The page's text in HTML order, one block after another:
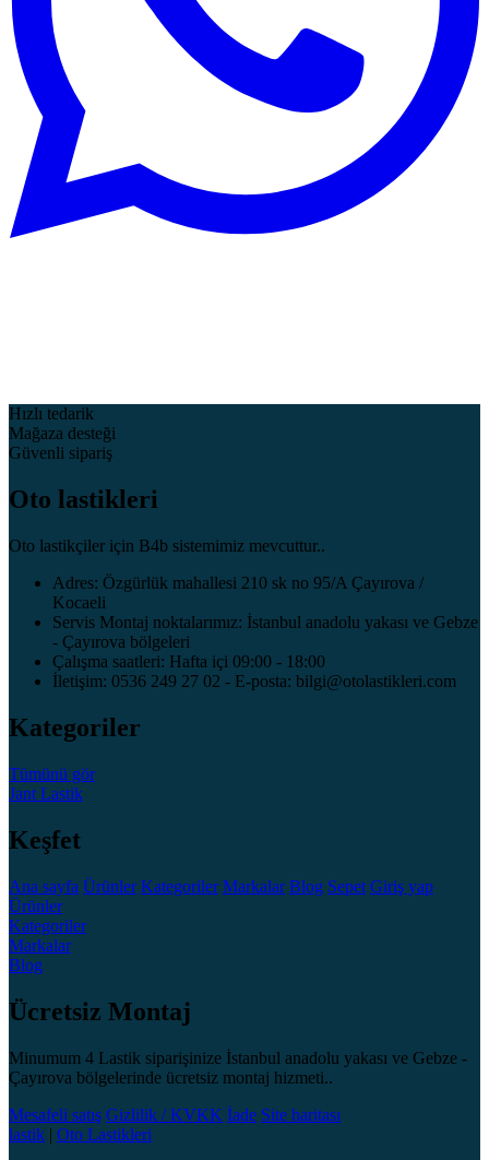
Hızlı tedarik
Mağaza desteği
Güvenli sipariş
Oto lastikleri
Oto lastikçiler için B4b sistemimiz mevcuttur..
Adres: Özgürlük mahallesi 210 sk no 95/A Çayırova /
Kocaeli
Servis Montaj noktalarımız: İstanbul anadolu yakası ve Gebze
- Çayırova bölgeleri
Çalışma saatleri: Hafta içi 09:00 - 18:00
İletişim: 0536 249 27 02 - E-posta: bilgi@otolastikleri.com
Kategoriler
Tümünü gör
Jant Lastik
Keşfet
Ana sayfa Ürünler Kategoriler Markalar Blog Sepet Giriş yap
Ürünler
Kategoriler
Markalar
Blog
Ücretsiz Montaj
Minumum 4 Lastik siparişinize İstanbul anadolu yakası ve Gebze -
Çayırova bölgelerinde ücretsiz montaj hizmeti..
Mesafeli satış Gizlilik / KVKK İade Site haritası
lastik | Oto Lastikleri